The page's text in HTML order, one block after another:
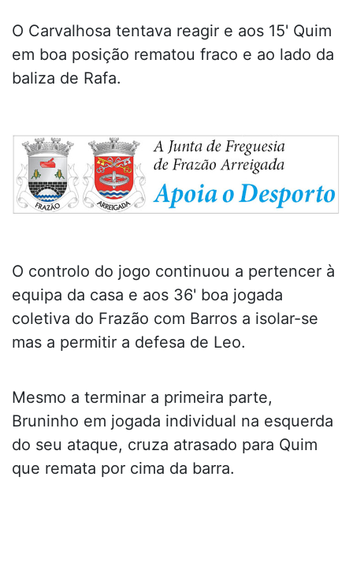
O Carvalhosa tentava reagir e aos 15' Quim
em boa posição rematou fraco e ao lado da
baliza de Rafa.
O controlo do jogo continuou a pertencer à
equipa da casa e aos 36' boa jogada
coletiva do Frazão com Barros a isolar-se
mas a permitir a defesa de Leo.
Mesmo a terminar a primeira parte,
Bruninho em jogada individual na esquerda
do seu ataque, cruza atrasado para Quim
que remata por cima da barra.